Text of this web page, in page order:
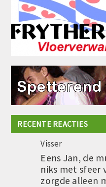
RECENTE REACTIES
Visser
Eens Jan, de
niks met sfeer
zorgde alleen